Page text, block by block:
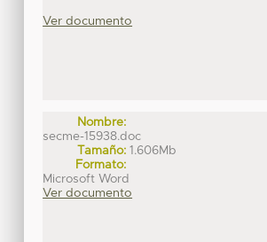
Ver documento
Nombre:
secme-15938.doc
Tamaño: 1.606Mb
Formato:
Microsoft Word
Ver documento